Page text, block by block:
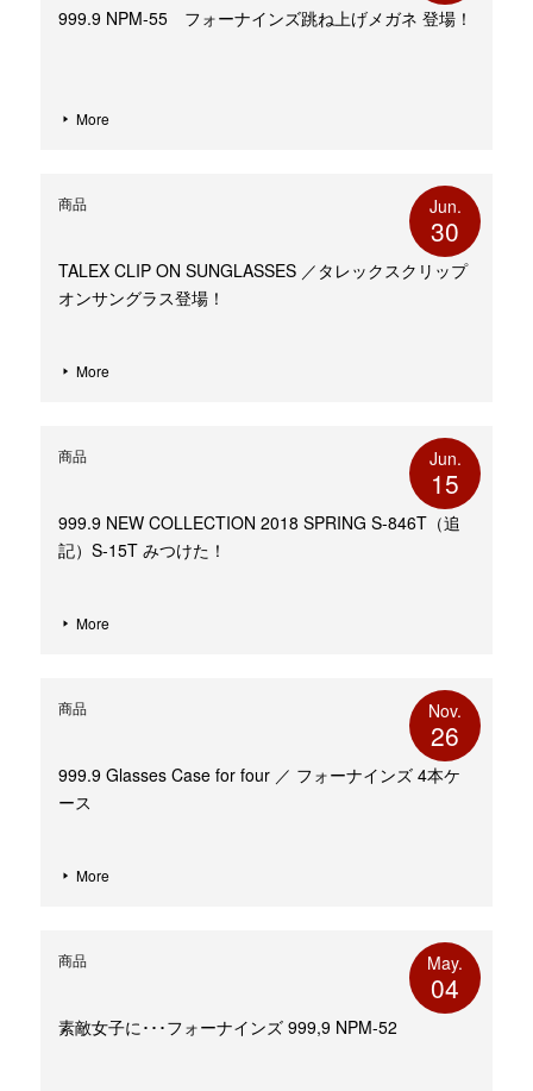
999.9 NPM-55 フォーナインズ跳ね上げメガネ 登場！
More
商品
TALEX CLIP ON SUNGLASSES ／タレックスクリップ
オンサングラス登場！
Jun.
30
More
商品
999.9 NEW COLLECTION 2018 SPRING S-846T（追
記）S-15T みつけた！
Jun.
15
More
商品
999.9 Glasses Case for four ／ フォーナインズ 4本ケ
ース
Nov.
26
More
商品
素敵女子に･･･フォーナインズ 999,9 NPM-52
May.
04